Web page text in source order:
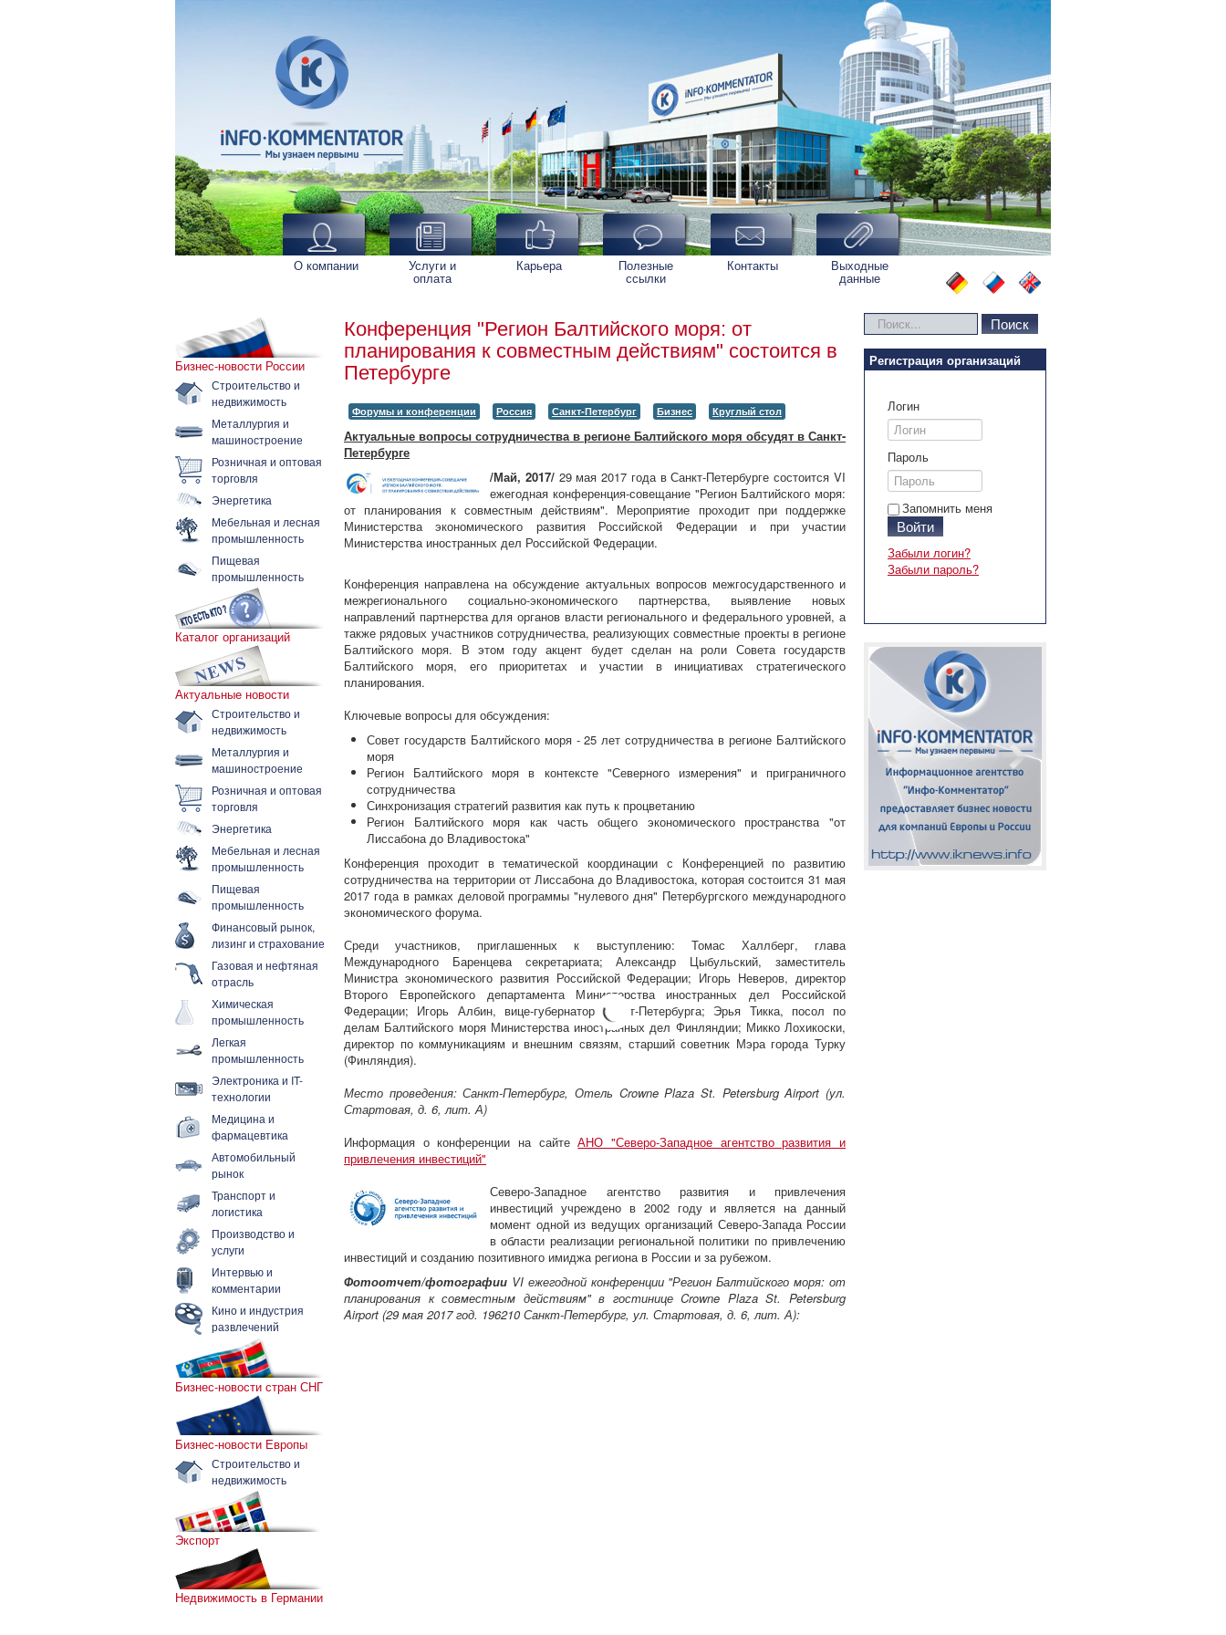
О компании Услуги и
оплата
Карьера Полезные
ссылки
Контакты Выходные
данные
Бизнес-новости России
Строительство и
недвижимость
Металлургия и
машиностроение
Розничная и оптовая
торговля
Энергетика
Мебельная и лесная
промышленность
Пищевая
промышленность
Каталог организаций
Актуальные новости
Строительство и
недвижимость
Металлургия и
машиностроение
Розничная и оптовая
торговля
Энергетика
Мебельная и лесная
промышленность
Пищевая
промышленность
Финансовый рынок,
лизинг и страхование
Газовая и нефтяная
отрасль
Химическая
промышленность
Легкая
промышленность
Электроника и IT-
технологии
Медицина и
фармацевтика
Автомобильный
рынок
Транспорт и
логистика
Производство и
услуги
Интервью и
комментарии
Кино и индустрия
развлечений
Бизнес-новости стран СНГ
Бизнес-новости Европы
Строительство и
недвижимость
Экспорт
Недвижимость в Германии
Конференция "Регион Балтийского моря: от
планирования к совместным действиям" состоится в
Петербурге
Форумы и конференции Россия Санкт-Петербург Бизнес Круглый стол
Актуальные вопросы сотрудничества в регионе Балтийского моря обсудят в Санкт-
Петербурге
/Май, 2017/29 мая 2017 года в Санкт-Петербурге состоится VI
ежегодная конференция-совещание "Регион Балтийского моря:
от планирования к совместным действиям". Мероприятие проходит при поддержке
Министерства экономического развития Российской Федерации и при участии
Министерства иностранных дел Российской Федерации.
Конференция направлена на обсуждение актуальных вопросов межгосударственного и
межрегионального социально-экономического партнерства, выявление новых
направлений партнерства для органов власти регионального и федерального уровней, а
также рядовых участников сотрудничества, реализующих совместные проекты в регионе
Балтийского моря. В этом году акцент будет сделан на роли Совета государств
Балтийского моря, его приоритетах и участии в инициативах стратегического
планирования.
Ключевые вопросы для обсуждения:
Совет государств Балтийского моря - 25 лет сотрудничества в регионе Балтийского
моря
Регион Балтийского моря в контексте "Северного измерения" и приграничного
сотрудничества
Синхронизация стратегий развития как путь к процветанию
Регион Балтийского моря как часть общего экономического пространства "от
Лиссабона до Владивостока"
Конференция проходит в тематической координации с Конференцией по развитию
сотрудничества на территории от Лиссабона до Владивостока, которая состоится 31 мая
2017 года в рамках деловой программы "нулевого дня" Петербургского международного
экономического форума.
Среди участников, приглашенных к выступлению: Томас Халлберг, глава
Международного Баренцева секретариата; Александр Цыбульский, заместитель
Министра экономического развития Российской Федерации; Игорь Неверов, директор
Второго Европейского департамента Министерства иностранных дел Российской
Федерации; Игорь Албин, вице-губернатор Санкт-Петербурга; Эрья Тикка, посол по
делам Балтийского моря Министерства иностранных дел Финляндии; Микко Лохикоски,
директор по коммуникациям и внешним связям, старший советник Мэра города Турку
(Финляндия).
Место проведения: Санкт-Петербург, Отель Crowne Plaza St. Petersburg Airport (ул.
Стартовая, д. 6, лит. А)
Информация о конференции на сайтеАНО "Северо-Западное агентство развития и
привлечения инвестиций"
Северо-Западное агентство развития и привлечения
инвестиций учреждено в 2002 году и является на данный
момент одной из ведущих организаций Северо-Запада России
в области реализации региональной политики по привлечению
инвестиций и созданию позитивного имиджа региона в России и за рубежом.
Фотоотчет/фотографии VI ежегодной конференции "Регион Балтийского моря: от
планирования к совместным действиям" в гостинице Crowne Plaza St. Petersburg
Airport (29 мая 2017 год. 196210 Санкт-Петербург, ул. Стартовая, д. 6, лит. А):
Искать... Поиск
Регистрация организаций
Логин
Пароль
Запомнить меня
Войти
Забыли логин?
Забыли пароль?